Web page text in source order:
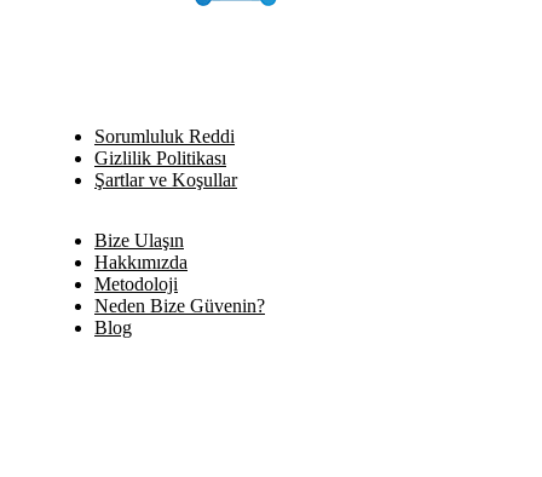
Sorumluluk Reddi
Gizlilik Politikası
Şartlar ve Koşullar
Bize Ulaşın
Hakkımızda
Metodoloji
Neden Bize Güvenin?
Blog